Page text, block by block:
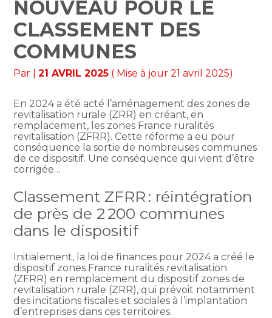
NOUVEAU POUR LE
CLASSEMENT DES
COMMUNES
Par |21 AVRIL 2025 ( Mise à jour 21 avril 2025)
En 2024 a été acté l’aménagement des zones de
revitalisation rurale (ZRR) en créant, en
remplacement, les zones France ruralités
revitalisation (ZFRR). Cette réforme a eu pour
conséquence la sortie de nombreuses communes
de ce dispositif. Une conséquence qui vient d’être
corrigée…
Classement ZFRR : réintégration
de près de 2 200 communes
dans le dispositif
Initialement, la loi de finances pour 2024 a créé le
dispositif zones France ruralités revitalisation
(ZFRR) en remplacement du dispositif zones de
revitalisation rurale (ZRR), qui prévoit notamment
des incitations fiscales et sociales à l’implantation
d’entreprises dans ces territoires.